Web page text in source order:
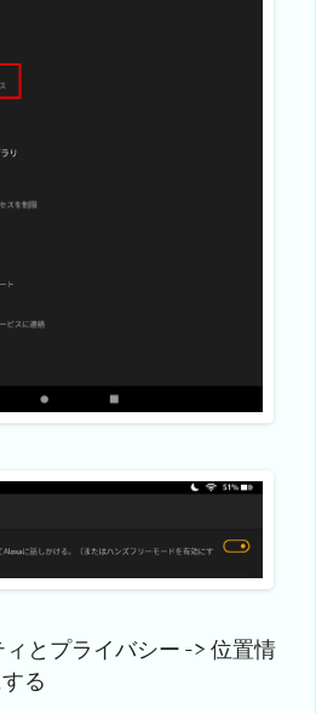
とプライバシー -> 位置情
る